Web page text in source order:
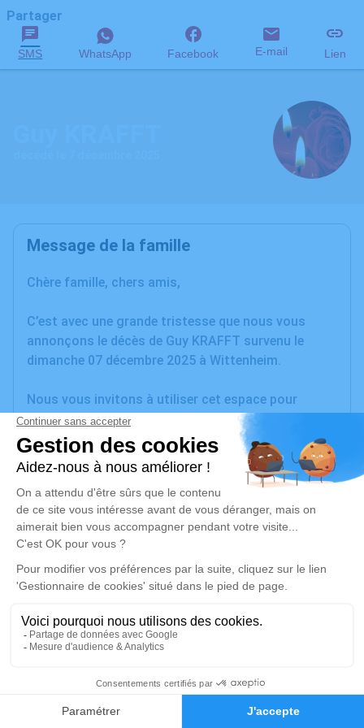
Faire-part Hommages
Partager
SMS WhatsApp Facebook E-mail Lien
Message de la famille
Chère famille, chers amis,
C’est avec une grande tristesse que nous vous
annonçons le décès de Guy KRAFFT survenu le
dimanche 07 décembre 2025 à Wittenheim.
Nous vous invitons à utiliser cet espace pour
laisser vos condoléances, partager des photos
souvenirs, une anecdote ou exprimer vos pensées à
travers des poèmes ou des textes. Cet endroit est
un lieu d'expression dédié à honorer la mémoire de
Guy KRAFFT.
Crémation
Information indisponible
68390 de Sausheim
14 Rue Jean Monnet
Je rends hommage